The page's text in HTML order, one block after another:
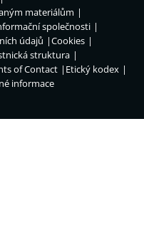
materiálům
společnosti
údajů
Cookies
struktura
of Contact
Etický kodex
informace